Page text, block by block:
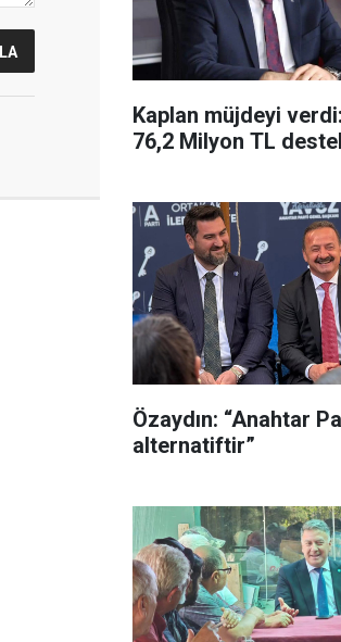
Kaplan müjdeyi
76,2 Milyon TL
Özaydın: “Anahtar
alternatiftir”